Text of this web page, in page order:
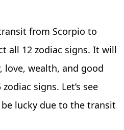
from Scorpio to
all 12 zodiac signs. It will
love, wealth, and good
signs. Let’s see
lucky due to the transit